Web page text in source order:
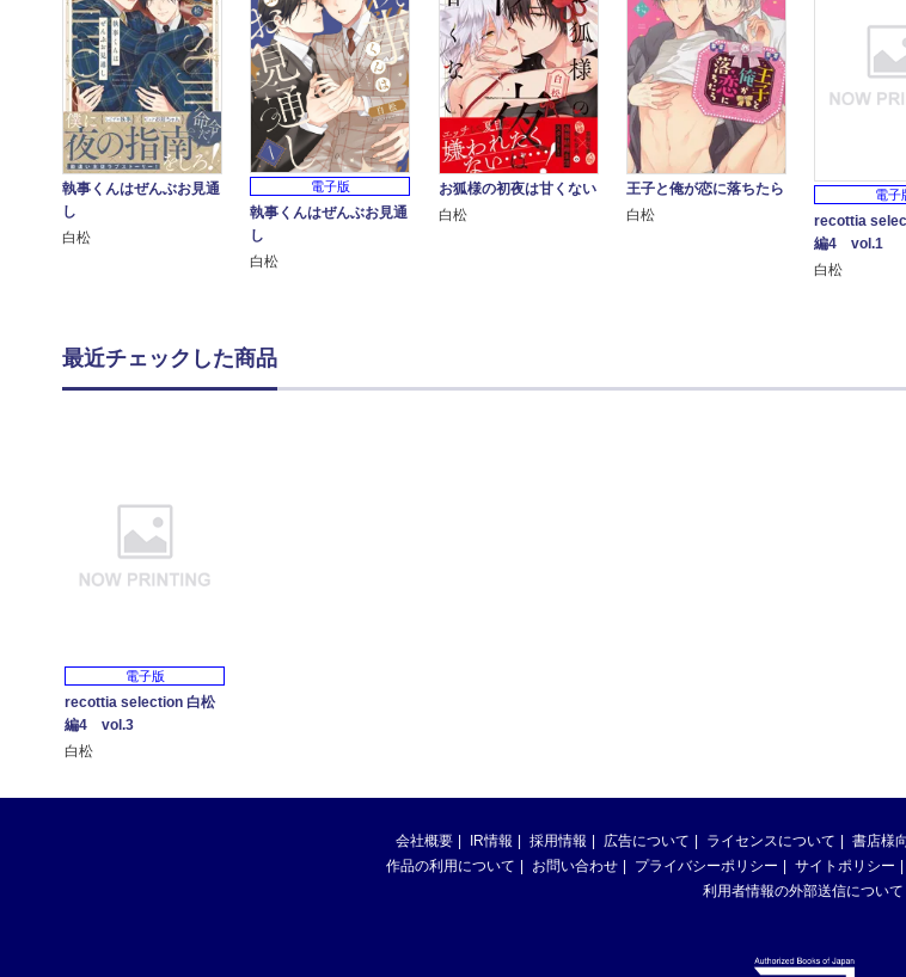
執事くんはぜんぶお見通
し
白松
電子版
執事くんはぜんぶお見通
し
白松
お狐様の初夜は甘くない
白松
王子と俺が恋に落ちたら
白松
電子
recottia
編4 vol.1
白松
最近チェックした商品
電子版
recottia selection 白松
編4 vol.3
白松
会社概要 IR情報 採用情報 広告について ライセンスについて 書店様
作品の利用について
お問い合わせ プライバシーポリシー サイトポリシー
利用者情報の外部送信について